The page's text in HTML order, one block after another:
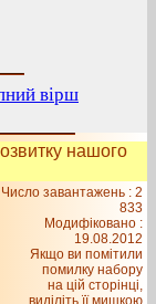
вірш
нашого
Число завантажень : 2
833
Модифіковано :
19.08.2012
Якщо ви помітили
помилку набору
на цiй сторiнцi,
видiлiть її мишкою